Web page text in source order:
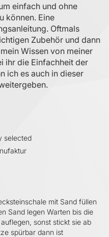
einfach und ohne
können. Eine
Oftmals
Zubehör und dann
Wissen von meiner
ihr die Einfachheit der
ich es auch in dieser
selected
mit Sand füllen
Sand legen Warten bis die
sonst stickt sie ab
spürbar dann ist